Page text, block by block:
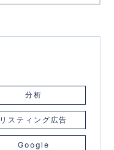
分析
リスティング広告
Google